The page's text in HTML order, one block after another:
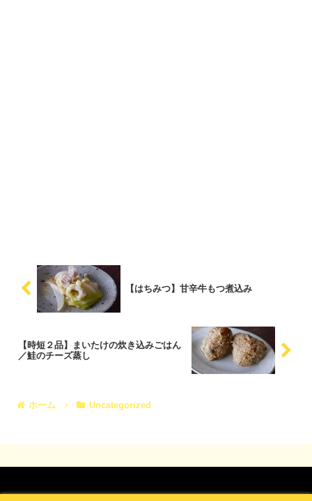
【はちみつ】甘辛牛もつ煮込み
【時短２品】まいたけの炊き込みごはん
／鮭のチーズ蒸し
ホーム Uncategorized